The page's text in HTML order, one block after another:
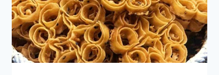
തവണ
ഇങ്ങനെ
ഉണ്ടാക്കൂ!
|
SUPER
DOSA